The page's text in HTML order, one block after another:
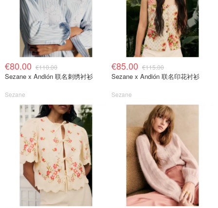
€80.00 €110.00
Sezane x Andión 联名刺绣衬衫
Sezane
€85.00 €115.00
Sezane x Andión 联名印花衬衫
Sezane